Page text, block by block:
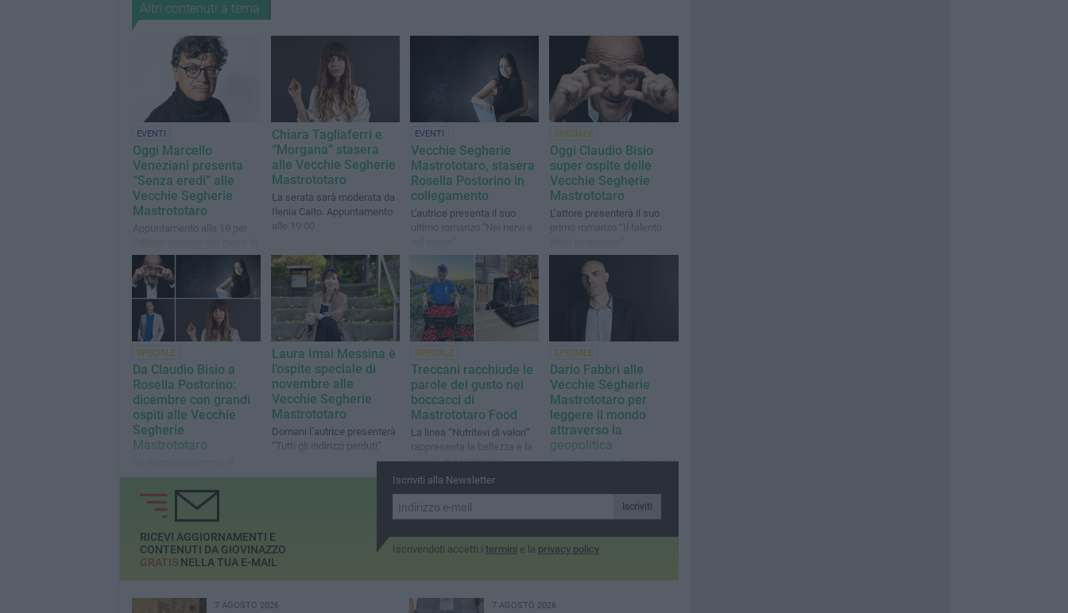
Altri contenuti a tema
EVENTI
Oggi Marcello
Veneziani presenta
“Senza eredi” alle
Vecchie Segherie
Mastrototaro
Appuntamento alle 19 per
dicembre
Chiara Tagliaferri e
“Morgana” stasera
alle Vecchie Segherie
Mastrototaro
La serata sarà moderata da
Ilenia Caito. Appuntamento
alle 19:00
EVENTI
Vecchie Segherie
Mastrototaro, stasera
Rosella Postorino in
collegamento
L'autrice presenta il suo
ultimo romanzo "Nei nervi e
SPECIALE
Oggi Claudio Bisio
super ospite delle
Vecchie Segherie
Mastrototaro
L’attore presenterà il suo
primo romanzo “Il talento
SPECIALE
Da Claudio Bisio a
Rosella Postorino:
dicembre con grandi
ospiti alle Vecchie
Segherie
Mastrototaro
appuntamenti che spaziano
tra sociale, narrativa e
poesia
Laura Imai Messina è
l’ospite speciale di
novembre alle
Vecchie Segherie
Mastrototaro
Domani l’autrice presenterà
“Tutti gli indirizzi perduti”
SPECIALE
Treccani racchiude le
parole del gusto nei
boccacci di
Mastrototaro Food
La linea “Nutritevi di valori”
rappresenta la bellezza e la
varietà del territorio
SPECIALE
Dario Fabbri alle
Vecchie Segherie
Mastrototaro per
leggere il mondo
attraverso la
geopolitica
Appuntamento domenica 20
Iscriviti alla Newsletter
Iscriviti
Iscrivendoti accetti i termini e la privacy policy
RICEVI AGGIORNAMENTI E
CONTENUTI DA GIOVINAZZO
GRATISNELLA TUA E-MAIL
7 AGOSTO 2026 7 AGOSTO 2026